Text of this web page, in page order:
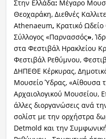
Στην Ελλάδα: Μέγαρο
Θεοχαράκη, Διεθνές
Athenaeum, Κρατικό
Σύλλογος «Παρνασσός»,
στα Φεστιβάλ Ηρακλείου
Φεστιβάλ Ρεθύμνου,
ΔΗΠΕΘΕ Κέρκυρας,
Μουσείο Ύδρας, «Αίθουσα
Αρχαιολογικού Μουσείου,
άλλες διοργανώσεις ανά
σολίστ με την ορχήστρα
Detmold και την